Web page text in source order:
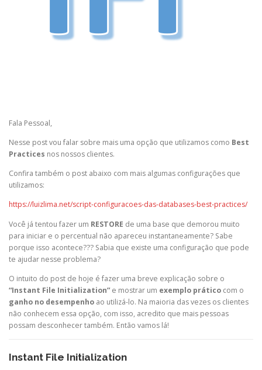
Fala Pessoal,
Nesse post vou falar sobre mais uma opção que utilizamos como Best
Practices nos nossos clientes.
Confira também o post abaixo com mais algumas configurações que
utilizamos:
https://luizlima.net/script-configuracoes-das-databases-best-practices/
Você já tentou fazer um RESTORE de uma base que demorou muito
para iniciar e o percentual não apareceu instantaneamente? Sabe
porque isso acontece??? Sabia que existe uma configuração que pode
te ajudar nesse problema?
O intuito do post de hoje é fazer uma breve explicação sobre o
“Instant File Initialization”e mostrar um exemplo prático com o
ganho no desempenho ao utilizá-lo. Na maioria das vezes os clientes
não conhecem essa opção, com isso, acredito que mais pessoas
possam desconhecer também. Então vamos lá!
Instant File Initialization